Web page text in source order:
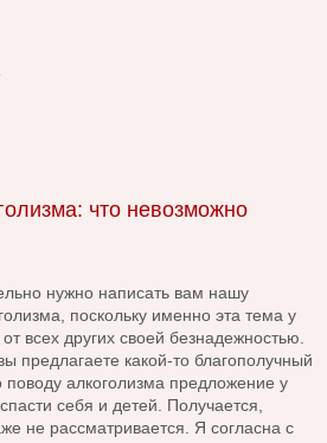
что невозможно
нужно написать вам нашу
поскольку именно эта тема у
всех других своей безнадежностью.
предлагаете какой-то благополучный
поводу алкоголизма предложение у
себя и детей. Получается,
не рассматривается. Я согласна с